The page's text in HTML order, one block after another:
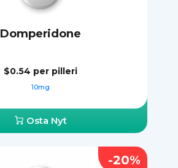
Domperidone
$0.54 per pilleri
10mg
Osta Nyt
-20%